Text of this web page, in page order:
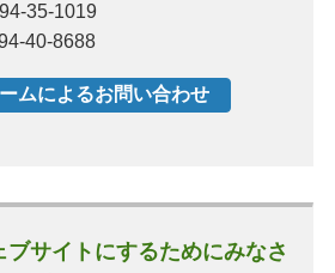
35-1019
40-8688
ブサイトにするためにみなさ